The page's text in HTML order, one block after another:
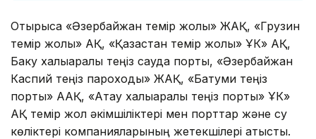
Отырысқа «Әзербайжан темір жолы» ЖАҚ, «Грузин
темір жолы» АҚ, «Қазақстан темір жолы» ҰК» АҚ,
Баку халықаралық теңіз сауда порты, «Әзербайжан
Каспий теңіз пароходы» ЖАҚ, «Батуми теңіз
порты» ААҚ, «Ақтау халықаралық теңіз порты» ҰК»
АҚ темір жол әкімшіліктері мен порттар және су
көліктері компанияларының жетекшілері қатысты.